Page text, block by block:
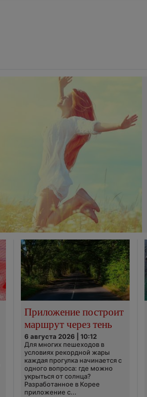
Приложение построит
маршрут через тень
6 августа 2026 | 10:12
Для многих пешеходов в
условиях рекордной жары
каждая прогулка начинается с
одного вопроса: где можно
укрыться от солнца?
Разработанное в Корее
приложение с...